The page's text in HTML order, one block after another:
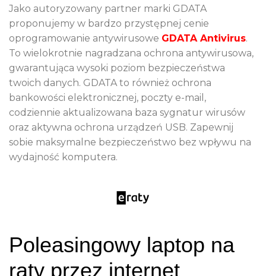
Jako autoryzowany partner marki GDATA
proponujemy w bardzo przystępnej cenie
oprogramowanie antywirusowe GDATA Antivirus.
To wielokrotnie nagradzana ochrona antywirusowa,
gwarantująca wysoki poziom bezpieczeństwa
twoich danych. GDATA to również ochrona
bankowości elektronicznej, poczty e-mail,
codziennie aktualizowana baza sygnatur wirusów
oraz aktywna ochrona urządzeń USB. Zapewnij
sobie maksymalne bezpieczeństwo bez wpływu na
wydajność komputera.
Poleasingowy laptop na
raty przez internet